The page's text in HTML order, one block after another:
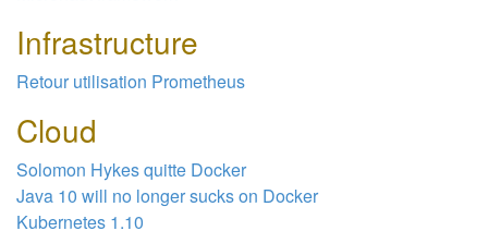
Infrastructure
Retour utilisation Prometheus
Cloud
Solomon Hykes quitte Docker
Java 10 will no longer sucks on Docker
Kubernetes 1.10